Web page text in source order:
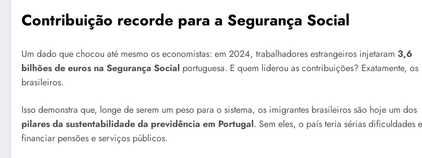
Contribuição recorde para a Segurança Social
Um dado que chocou até mesmo os economistas: em 2024, trabalhadores estrangeiros injetaram 3,6
bilhões de euros na Segurança Social portuguesa. E quem liderou as contribuições? Exatamente, os
brasileiros.
Isso demonstra que, longe de serem um peso para o sistema, os imigrantes brasileiros são hoje um dos
pilares da sustentabilidade da previdência em Portugal. Sem eles, o país teria sérias dificuldades
financiar pensões e serviços públicos.